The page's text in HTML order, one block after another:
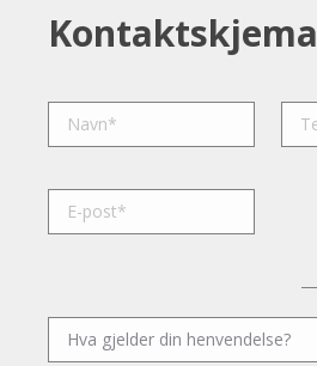
Kontaktskjema